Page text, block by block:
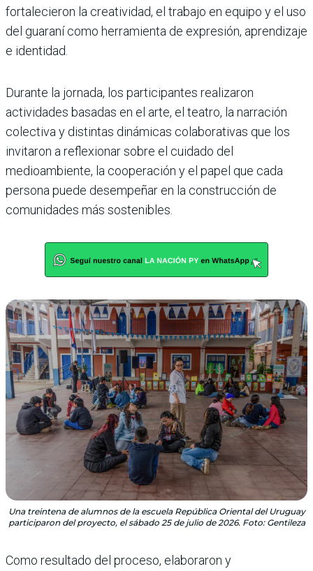
fortalecieron la creatividad, el trabajo en equipo y el uso
del guaraní como herramienta de expresión, aprendizaje
e identidad.
Durante la jornada, los participantes realizaron
actividades basadas en el arte, el teatro, la narración
colectiva y distintas dinámicas colaborativas que los
invitaron a reflexionar sobre el cuidado del
medioambiente, la cooperación y el papel que cada
persona puede desempeñar en la construcción de
comunidades más sostenibles.
Una treintena de alumnos de la escuela República Oriental del Uruguay
participaron del proyecto, el sábado 25 de julio de 2026. Foto: Gentileza
Como resultado del proceso, elaboraron y